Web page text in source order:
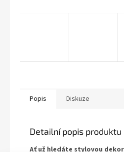
Popis Diskuze
Detailní popis produktu
Ať už hledáte stylovou